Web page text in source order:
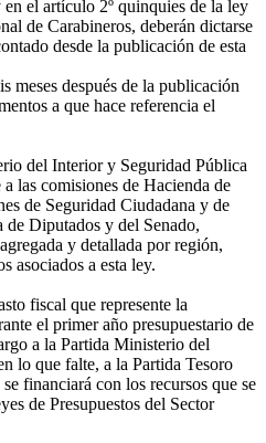
el artículo 2º quinquies de la ley
de Carabineros, deberán dictarse
desde la publicación de esta
meses después de la publicación
a que hace referencia el
del Interior y Seguridad Pública
las comisiones de Hacienda de
de Seguridad Ciudadana y de
de Diputados y del Senado,
y detallada por región,
asociados a esta ley.
fiscal que represente la
el primer año presupuestario de
a la Partida Ministerio del
lo que falte, a la Partida Tesoro
financiará con los recursos que se
de Presupuestos del Sector